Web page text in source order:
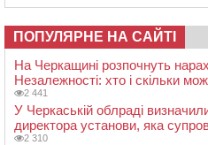
ПОПУЛЯРНЕ НА САЙТІ
На Черкащині розпочнуть
Незалежності: хто і скільки
2 441
У Черкаській облраді
директора установи, яка
2 310